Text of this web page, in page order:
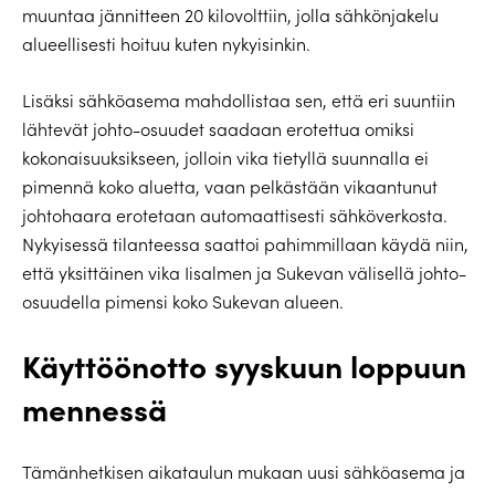
muuntaa jännitteen 20 kilovolttiin, jolla sähkönjakelu
alueellisesti hoituu kuten nykyisinkin.
Lisäksi sähköasema mahdollistaa sen, että eri suuntiin
lähtevät johto-osuudet saadaan erotettua omiksi
kokonaisuuksikseen, jolloin vika tietyllä suunnalla ei
pimennä koko aluetta, vaan pelkästään vikaantunut
johtohaara erotetaan automaattisesti sähköverkosta.
Nykyisessä tilanteessa saattoi pahimmillaan käydä niin,
että yksittäinen vika Iisalmen ja Sukevan välisellä johto-
osuudella pimensi koko Sukevan alueen.
Käyttöönotto syyskuun loppuun
mennessä
Tämänhetkisen aikataulun mukaan uusi sähköasema ja